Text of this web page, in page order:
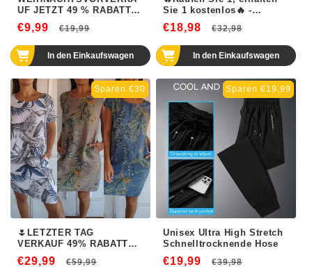
UF JETZT 49 % RABATT🎄
Weihnachtsfenster-
Hängelichter
€9,99
Normaler
Preis
€19,99 Verkaufspreis
In den Einkaufswagen
Sie 1 kostenlos🔥 -
Wasserdichter 3D
Augenbrauenstift mit 4
Gabelspitzen
€18,98
Normaler
Preis
€32,98
In den Einkaufswagen
Sparen €30
🌷LETZTER TAG
VERKAUF 49% RABATT🍀
Rundhalskleid mit
botanischem Druck für
€29,99
Normaler
€59,99 Verkaufspreis
Sparen €19,99
Unisex Ultra High Stretch
Schnelltrocknende Hose
€19,99
Normaler
€39,98